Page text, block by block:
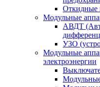
Откидные
Модульные
АВДТ
УЗО
Модульные
электроэнергии